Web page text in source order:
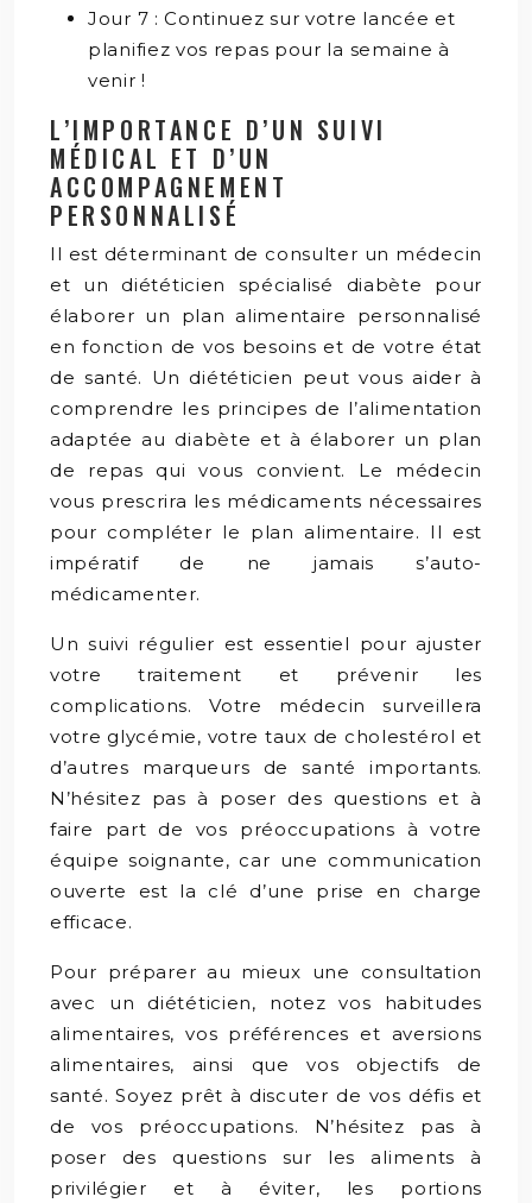
Jour 7 : Continuez sur votre lancée et
planifiez vos repas pour la semaine à
venir !
L’IMPORTANCE D’UN SUIVI
MÉDICAL ET D’UN
ACCOMPAGNEMENT
PERSONNALISÉ
Il est déterminant de consulter un médecin
et un diététicien spécialisé diabète pour
élaborer un plan alimentaire personnalisé
en fonction de vos besoins et de votre état
de santé. Un diététicien peut vous aider à
comprendre les principes de l’alimentation
adaptée au diabète et à élaborer un plan
de repas qui vous convient. Le médecin
vous prescrira les médicaments nécessaires
pour compléter le plan alimentaire. Il est
impératif de ne jamais s’auto-
médicamenter.
Un suivi régulier est essentiel pour ajuster
votre traitement et prévenir les
complications. Votre médecin surveillera
votre glycémie, votre taux de cholestérol et
d’autres marqueurs de santé importants.
N’hésitez pas à poser des questions et à
faire part de vos préoccupations à votre
équipe soignante, car une communication
ouverte est la clé d’une prise en charge
efficace.
Pour préparer au mieux une consultation
avec un diététicien, notez vos habitudes
alimentaires, vos préférences et aversions
alimentaires, ainsi que vos objectifs de
santé. Soyez prêt à discuter de vos défis et
de vos préoccupations. N’hésitez pas à
poser des questions sur les aliments à
privilégier et à éviter, les portions